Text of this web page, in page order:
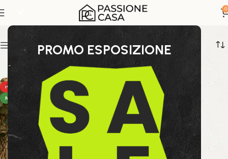
PROMO ESPOSIZIONE
0
naturale
Show sidebar
HOT
NEW